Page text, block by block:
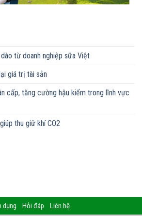
từ doanh nghiệp sữa Việt
giá trị tài sản
cấp, tăng cường hậu kiểm trong lĩnh vực
thu giữ khí CO2
dụng Hỏi đáp Liên hệ